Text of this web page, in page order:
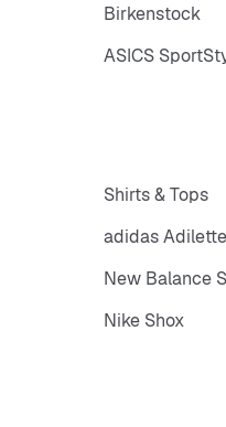
Birkenstock
ASICS
Shirts & Tops
adidas Adilette
New Balance
Nike Shox